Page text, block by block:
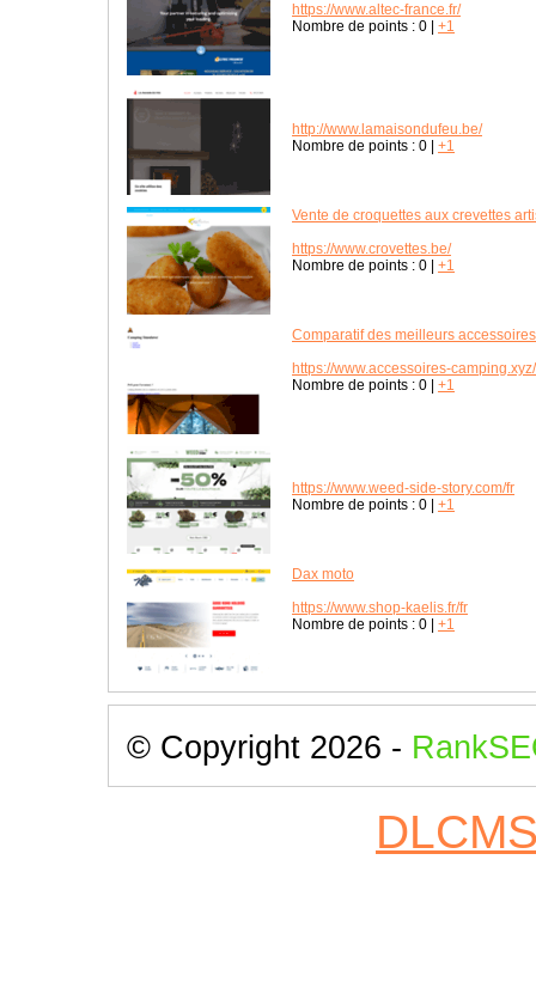
https://www.altec-france.fr/
Nombre de points : 0 +1
http://www.lamaisondufeu.be/
Nombre de points : 0 +1
Vente de croquettes aux crevettes
https://www.crovettes.be/
Nombre de points : 0 +1
Comparatif des meilleurs
https://www.accessoires-camping.xyz/
Nombre de points : 0 +1
https://www.weed-side-story.com/fr
Nombre de points : 0 +1
Dax moto
https://www.shop-kaelis.fr/fr
Nombre de points : 0 +1
© Copyright 2026 -